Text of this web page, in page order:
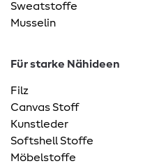
Sweatstoffe
Musselin
Für starke Nähideen
Filz
Canvas Stoff
Kunstleder
Softshell Stoffe
Möbelstoffe